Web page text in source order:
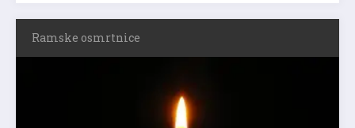
Ramske osmrtnice